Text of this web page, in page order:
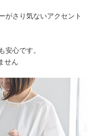
がさり気ないアクセント
安心です。
せん